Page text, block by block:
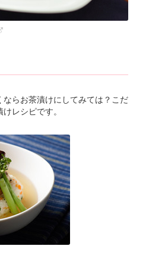
らお茶漬けにしてみては？こだ
レシピです。